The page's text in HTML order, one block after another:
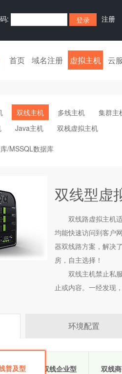
: 注册
首页 域名注册 虚拟主机 云
双线主机 多线主机
集群主
Java主机 双栈虚拟主机
/MSSQL数据库
双线型虚
双线路虚拟主机
均能快速访问到客户
器双线路方案，解决
房，自主选择！
双线主机禁止私
止或内容。一经发现
环境配置
及型 双线企业型 双线
普及型